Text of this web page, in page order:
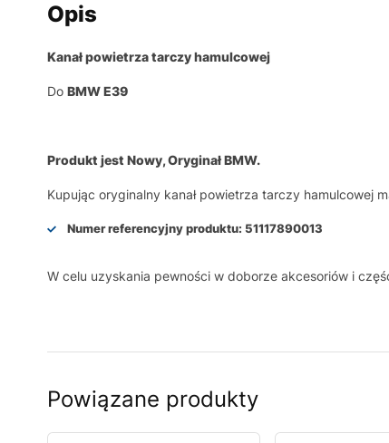
Opis
Kanał powietrza tarczy hamulcowej
Do BMW E39
Produkt jest Nowy, Oryginał BMW.
Kupując oryginalny kanał powietrza tarczy hamulcowej
Numer referencyjny produktu: 51117890013
W celu uzyskania pewności w doborze akcesoriów i
Powiązane produkty